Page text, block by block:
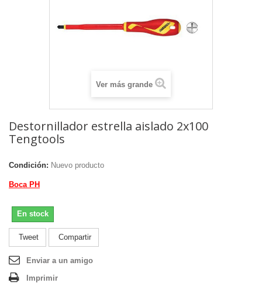
Ver más grande
Destornillador estrella aislado 2x100
Tengtools
Condición: Nuevo producto
Boca PH
En stock
Tweet Compartir
Enviar a un amigo
Imprimir